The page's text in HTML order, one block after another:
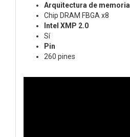
Arquitectura de memoria
Chip DRAM FBGA x8
Intel XMP 2.0
Sí
Pin
260 pines